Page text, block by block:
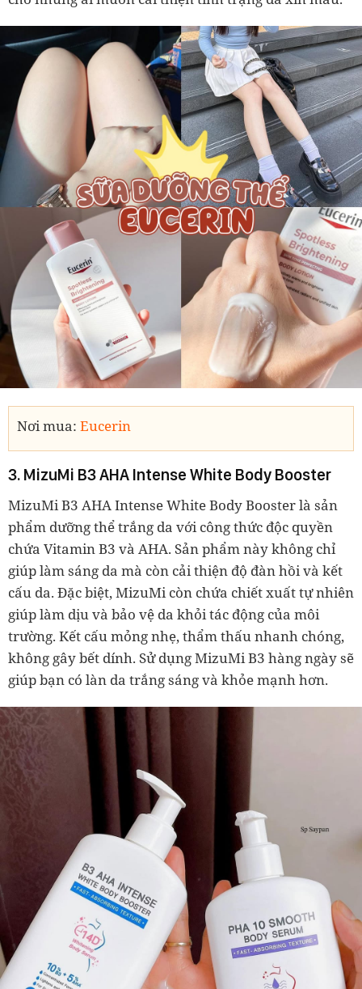
Nơi mua: Eucerin
3. MizuMi B3 AHA Intense White Body Booster
MizuMi B3 AHA Intense White Body Booster là sản
phẩm dưỡng thể trắng da với công thức độc quyền
chứa Vitamin B3 và AHA. Sản phẩm này không chỉ
giúp làm sáng da mà còn cải thiện độ đàn hồi và kết
cấu da. Đặc biệt, MizuMi còn chứa chiết xuất tự nhiên
giúp làm dịu và bảo vệ da khỏi tác động của môi
trường. Kết cấu mỏng nhẹ, thẩm thấu nhanh chóng,
không gây bết dính. Sử dụng MizuMi B3 hàng ngày sẽ
giúp bạn có làn da trắng sáng và khỏe mạnh hơn.